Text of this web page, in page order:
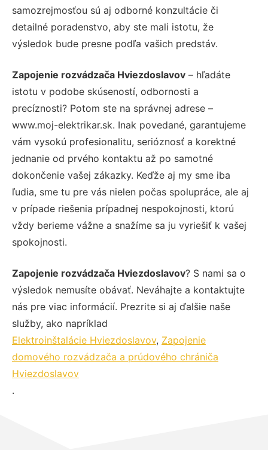
samozrejmosťou sú aj odborné konzultácie či
detailné poradenstvo, aby ste mali istotu, že
výsledok bude presne podľa vašich predstáv.
Zapojenie rozvádzača Hviezdoslavov – hľadáte
istotu v podobe skúseností, odbornosti a
precíznosti? Potom ste na správnej adrese –
www.moj-elektrikar.sk. Inak povedané, garantujeme
vám vysokú profesionalitu, serióznosť a korektné
jednanie od prvého kontaktu až po samotné
dokončenie vašej zákazky. Keďže aj my sme iba
ľudia, sme tu pre vás nielen počas spolupráce, ale aj
v prípade riešenia prípadnej nespokojnosti, ktorú
vždy berieme vážne a snažíme sa ju vyriešiť k vašej
spokojnosti.
Zapojenie rozvádzača Hviezdoslavov? S nami sa o
výsledok nemusíte obávať. Neváhajte a kontaktujte
nás pre viac informácií. Prezrite si aj ďalšie naše
služby, ako napríklad
Elektroinštalácie Hviezdoslavov, Zapojenie
domového rozvádzača a prúdového chrániča
Hviezdoslavov
.